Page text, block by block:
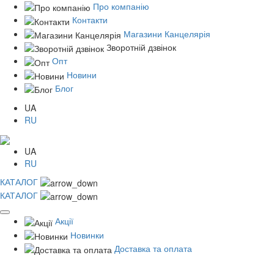
Про компанію
Контакти
Магазини Канцелярія
Зворотній дзвінок
Опт
Новини
Блог
UA
RU
UA
RU
КАТАЛОГ
КАТАЛОГ
Акції
Новинки
Доставка та оплата